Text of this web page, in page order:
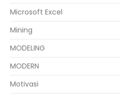
Microsoft Excel
Mining
MODELING
MODERN
Motivasi